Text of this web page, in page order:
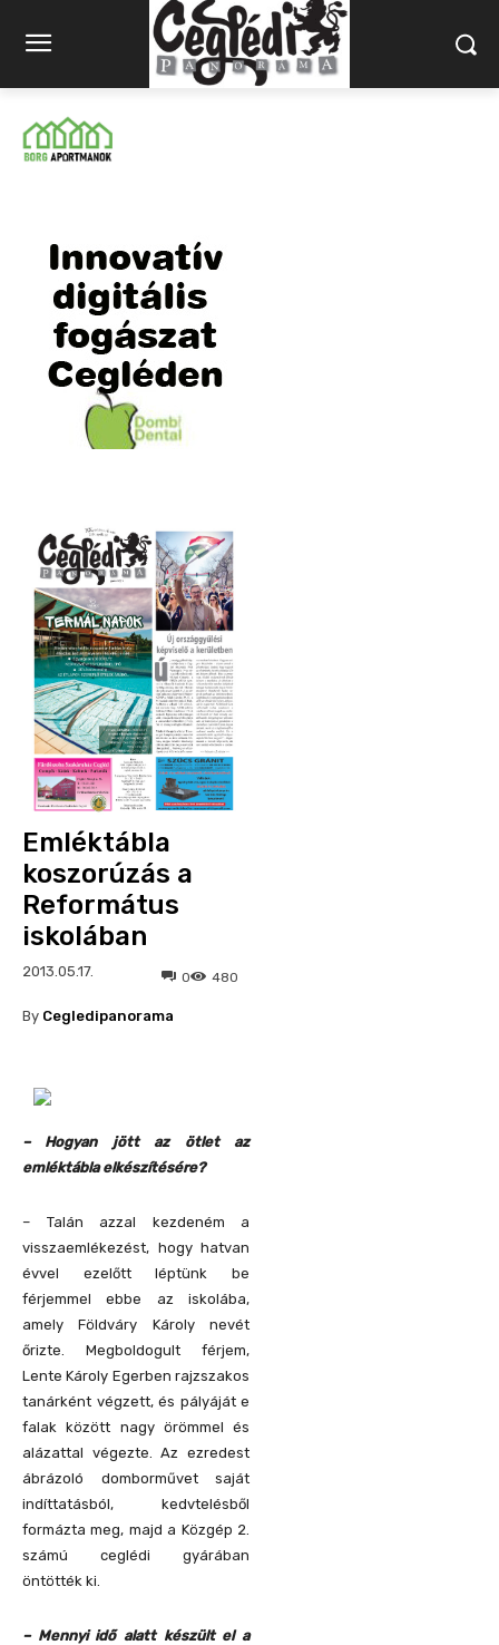
Emléktábla
koszorúzás a
Református
iskolában
2013.05.17. 480
0
By Cegledipanorama
– Hogyan jött az ötlet az
emléktábla elkészítésére?
– Talán azzal kezdeném a
visszaemlékezést, hogy hatvan
évvel ezelőtt léptünk be
férjemmel ebbe az iskolába,
amely Földváry Károly nevét
őrizte. Megboldogult férjem,
Lente Károly Egerben rajzszakos
tanárként végzett, és pályáját e
falak között nagy örömmel és
alázattal végezte. Az ezredest
ábrázoló domborművet saját
indíttatásból, kedvtelésből
formázta meg, majd a Közgép 2.
számú ceglédi gyárában
öntötték ki.
– Mennyi idő alatt készült el a